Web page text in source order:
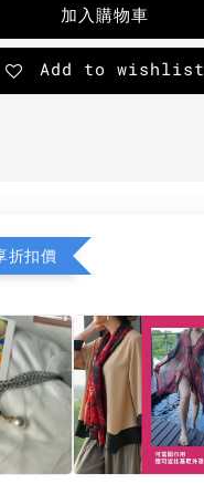
加入購物車
Add to wishlist
折扣價